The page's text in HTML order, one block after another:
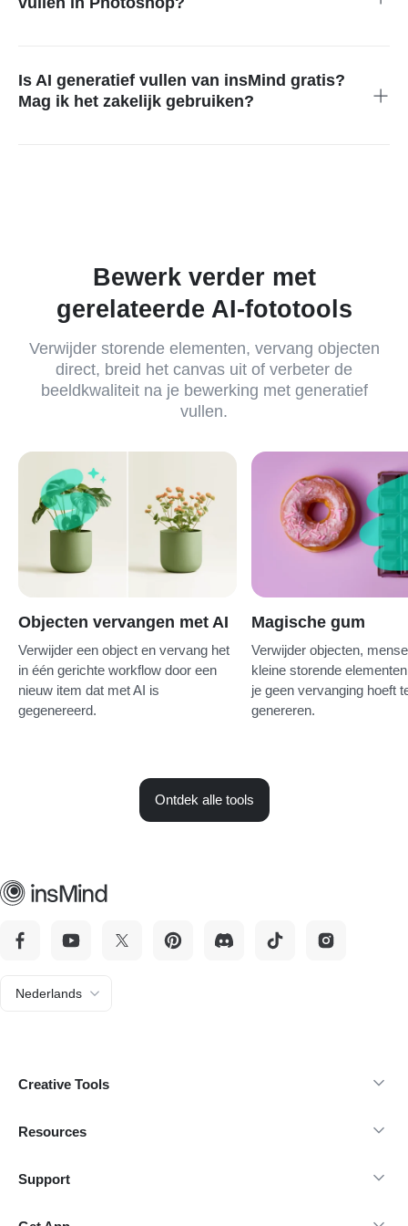
aanpassen van achtergronden. Het werkt het best als je in de
browser wilt bewerken zonder ontwerpsoftware voor de
desktop te installeren.
Is AI generatief vullen van insMind gratis?
Mag ik het zakelijk gebruiken?
Bewerk verder met
gerelateerde AI-fototools
Verwijder storende elementen, vervang objecten
direct, breid het canvas uit of verbeter de
beeldkwaliteit na je bewerking met generatief
vullen.
Objecten vervangen met AI
Verwijder een object en vervang het
in één gerichte workflow door een
nieuw item dat met AI is
gegenereerd.
Magische gum
Verwijder objecten,
kleine storende
je geen vervanging hoeft
genereren.
Ontdek alle tools
Nederlands
Creative Tools
Resources
Support